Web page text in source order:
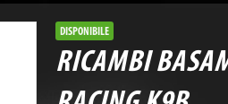
DISPONIBILE
RICAMBI